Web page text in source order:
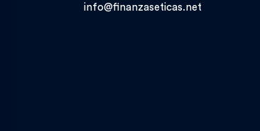
info@finanzaseticas.net